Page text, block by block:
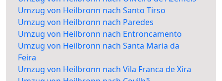
Umzug von Heilbronn nach Santo Tirso
Umzug von Heilbronn nach Paredes
Umzug von Heilbronn nach Entroncamento
Umzug von Heilbronn nach Santa Maria da
Feira
Umzug von Heilbronn nach Vila Franca de Xira